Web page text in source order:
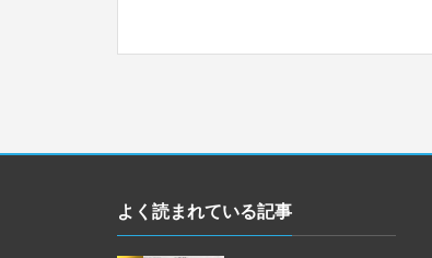
よく読まれている記事